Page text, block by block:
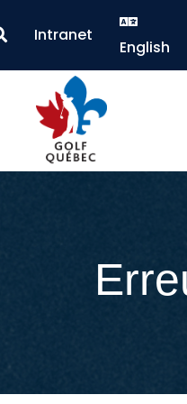
Intranet
English